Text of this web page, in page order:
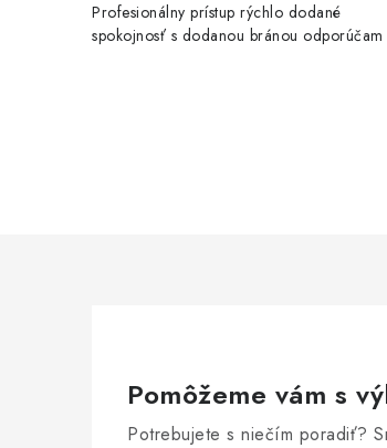
Profesionálny prístup rýchlo dodané
spokojnosť s dodanou bránou odporúčam
Pomôžeme vám s
Potrebujete s niečím poradiť?